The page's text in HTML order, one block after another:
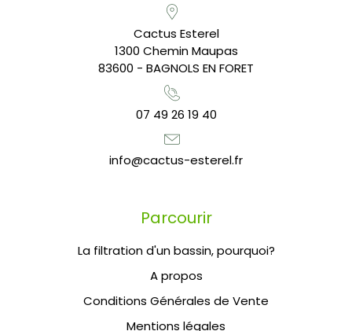
Cactus Esterel
1300 Chemin Maupas
83600 - BAGNOLS EN FORET
07 49 26 19 40
info@cactus-esterel.fr
Parcourir
La filtration d'un bassin, pourquoi?
A propos
Conditions Générales de Vente
Mentions légales